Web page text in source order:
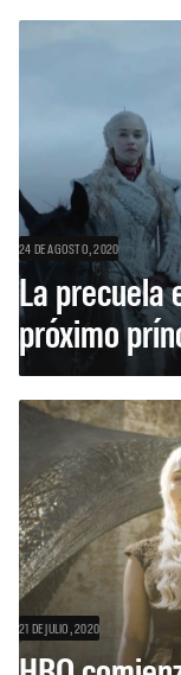
24 DE AGOSTO, 2020
La precuela
próximo
21 DE JULIO, 2020